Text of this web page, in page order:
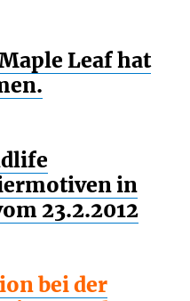
Leaf hat
in
23.2.2012
bei der